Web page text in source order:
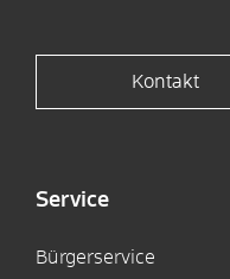
Kontakt
Service
Bürgerservice